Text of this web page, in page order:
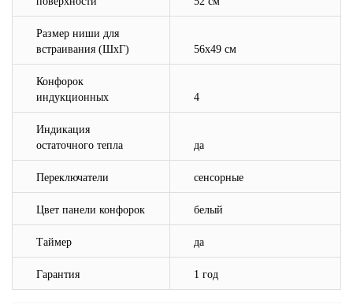
Размер ниши для
встраивания (ШхГ)
56х49 см
Конфорок
индукционных
4
Индикация
остаточного тепла
да
Переключатели сенсорные
Цвет панели конфорок белый
Таймер да
Гарантия 1 год